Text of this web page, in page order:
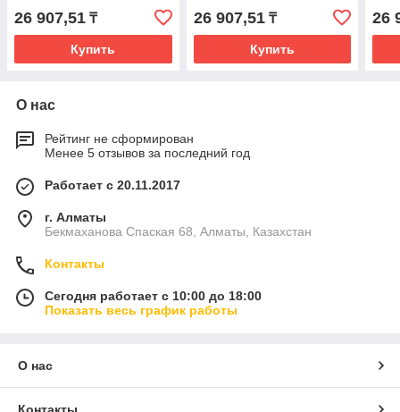
26 907,51 ₸
Купить
26 907,51₸
Купить
26
О нас
Рейтинг не сформирован
Менее 5 отзывов за последний год
Работает с 20.11.2017
г. Алматы
Бекмаханова Спаская 68, Алматы, Казахстан
Контакты
Сегодня работает с 10:00 до 18:00
Показать весь график работы
О нас